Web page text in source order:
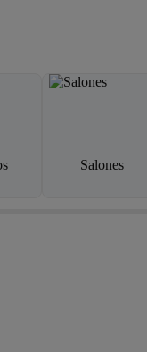
Salones